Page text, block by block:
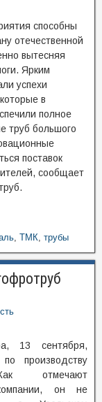
способны
отечественной
вытесняя
Ярким
успехи
в
полное
труб большого
поставок
сообщает
, ТМК, трубы
13 сентября,
производству
отмечают
он не